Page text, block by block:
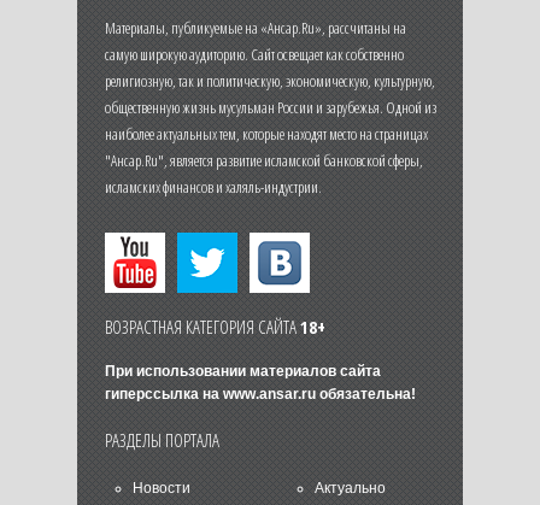
Материалы, публикуемые на «Ансар.Ru», рассчитаны на
самую широкую аудиторию. Сайт освещает как собственно
религиозную, так и политическую, экономическую, культурную,
общественную жизнь мусульман России и зарубежья. Одной из
наиболее актуальных тем, которые находят место на страницах
"Ансар.Ru", является развитие исламской банковской сферы,
исламских финансов и халяль-индустрии.
ВОЗРАСТНАЯ КАТЕГОРИЯ САЙТА18+
При использовании материалов сайта
гиперссылка на www.ansar.ruобязательна!
РАЗДЕЛЫ ПОРТАЛА
Новости
Актуально